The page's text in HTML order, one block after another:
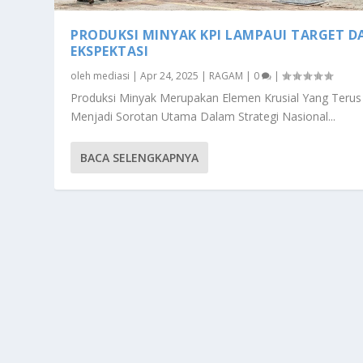
PRODUKSI MINYAK KPI LAMPAUI TARGET
EKSPEKTASI
oleh mediasi |Apr 24, 2025 | RAGAM | 0 |
Produksi Minyak Merupakan Elemen Krusial Yang Terus
Menjadi Sorotan Utama Dalam Strategi Nasional...
BACA SELENGKAPNYA